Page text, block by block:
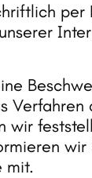
per
unserer
Verfahren
wir
wir
mit.